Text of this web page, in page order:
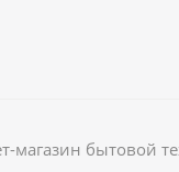
магазин бытовой